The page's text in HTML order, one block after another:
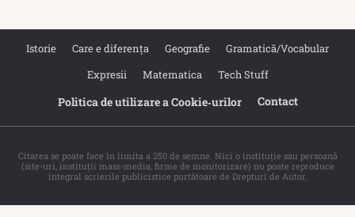
Istorie Care e diferența Geografie
Gramatică/Vocabular
Expresii
Matematica Tech Stuff
Politica de utilizare a Cookie‐urilor Contact
Citarea se poate face în limita a 250 de semne. Nici o instituţie sau persoană
(site-uri, instituţii mass-media, firme de monitorizare) nu poate reproduce
integral scrierile publicistice purtătoare de Drepturi de Autor.